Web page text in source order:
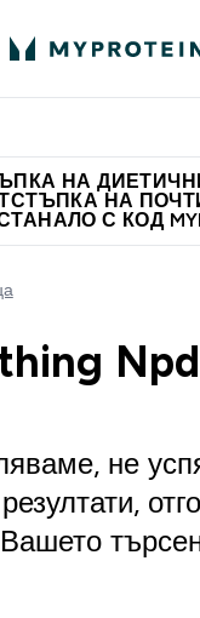
НА
НА
С КОД
Npd
не
Вашето